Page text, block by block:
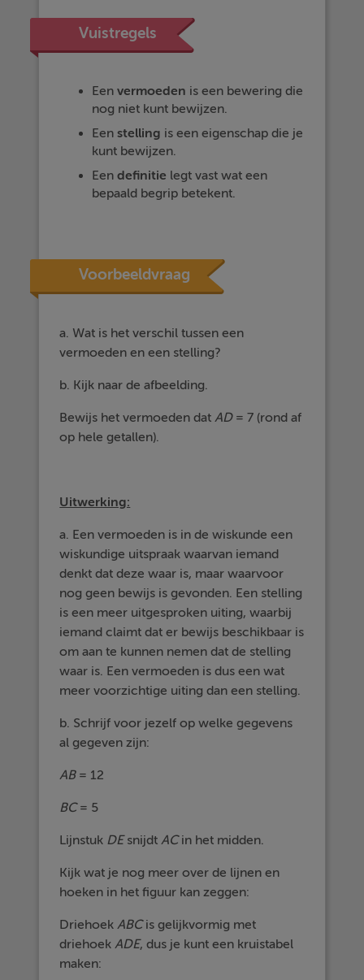
Vuistregels
Eenvermoeden is een bewering die
nog niet kunt bewijzen.
Eenstelling is een eigenschap die je
kunt bewijzen.
Eendefinitie legt vast wat een
bepaald begrip betekent.
Voorbeeldvraag
a. Wat is het verschil tussen een
vermoeden en een stelling?
b. Kijk naar de afbeelding.
Bewijs het vermoeden datAD= 7 (rond af
op hele getallen).
Uitwerking:
a. Een vermoeden is in de wiskunde een
wiskundige uitspraak waarvan iemand
denkt dat deze waar is, maar waarvoor
nog geen bewijs is gevonden. Een stelling
is een meer uitgesproken uiting, waarbij
iemand claimt dat er bewijs beschikbaar is
om aan te kunnen nemen dat de stelling
waar is. Een vermoeden is dus een wat
meer voorzichtige uiting dan een stelling.
b. Schrijf voor jezelf op welke gegevens
al gegeven zijn:
AB= 12
BC= 5
Lijnstuk DEsnijdtACin het midden.
Kijk wat je nog meer over de lijnen en
hoeken in het figuur kan zeggen:
DriehoekABCis gelijkvormig met
driehoekADE, dus je kunt een kruistabel
maken: